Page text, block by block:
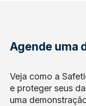
Agende uma
Veja como a
e proteger seus
uma